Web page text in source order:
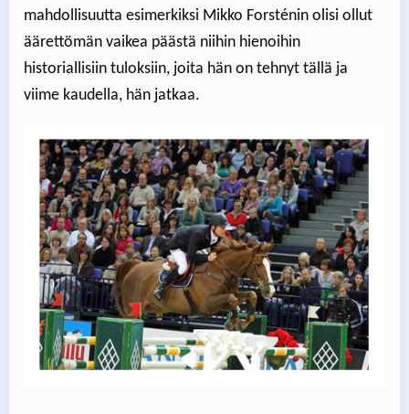
mahdollisuutta esimerkiksi Mikko Forsténin olisi ollut
äärettömän vaikea päästä niihin hienoihin
historiallisiin tuloksiin, joita hän on tehnyt tällä ja
viime kaudella, hän jatkaa.